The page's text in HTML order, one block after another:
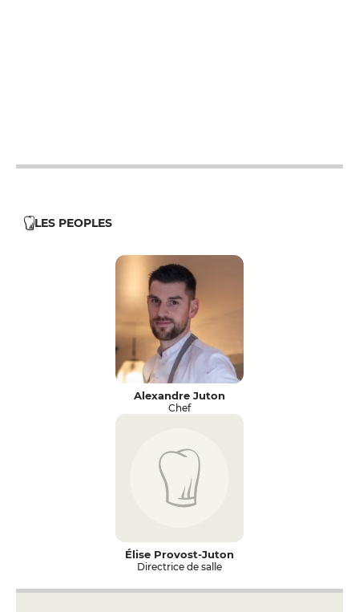
LES PEOPLES
Alexandre Juton
Chef
Élise Provost-Juton
Directrice de salle